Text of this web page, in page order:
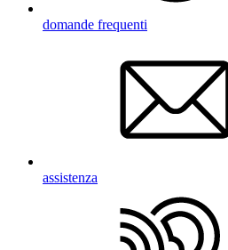
domande frequenti
assistenza